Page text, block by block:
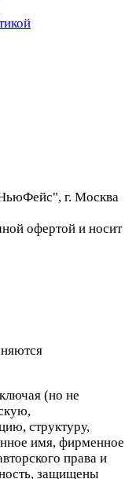
г. Москва
офертой и носит
(но не
структуру,
имя, фирменное
права и
защищены